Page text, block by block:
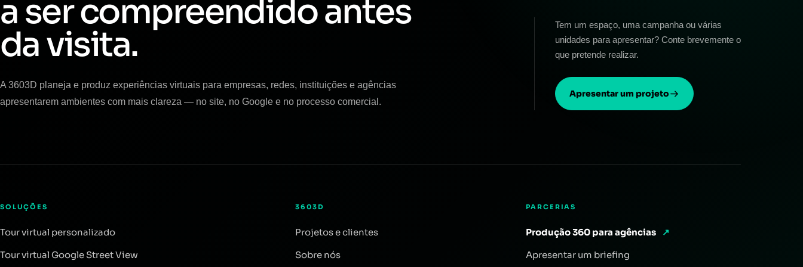
a ser compreendido antes
da visita.
A 3603D planeja e produz experiências virtuais para empresas, redes, instituições e agências
apresentarem ambientes com mais clareza — no site, no Google e no processo comercial.
Tem um espaço, uma campanha ou várias
unidades para apresentar? Conte brevemente o
que pretende realizar.
Apresentar um projeto
SOLUÇÕES
Tour virtual personalizado
Tour virtual Google Street View
3603D
Projetos e clientes
Sobre nós
PARCERIAS
Produção 360 para agências
↗
Apresentar um briefing